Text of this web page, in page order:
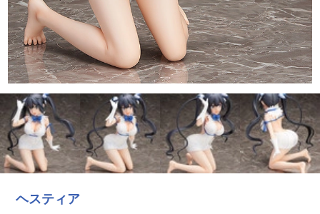
ヘスティア